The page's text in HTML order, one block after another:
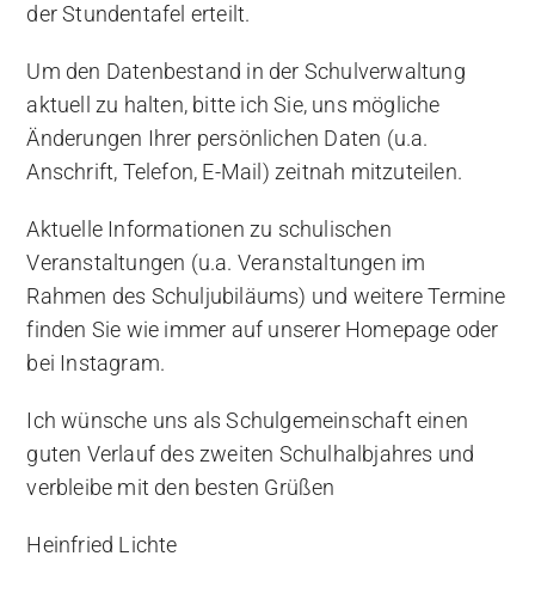
der Stundentafel erteilt.
Um den Datenbestand in der Schulverwaltung
aktuell zu halten, bitte ich Sie, uns mögliche
Änderungen Ihrer persönlichen Daten (u.a.
Anschrift, Telefon, E-Mail) zeitnah mitzuteilen.
Aktuelle Informationen zu schulischen
Veranstaltungen (u.a. Veranstaltungen im
Rahmen des Schuljubiläums) und weitere Termine
finden Sie wie immer auf unserer Homepage oder
bei Instagram.
Ich wünsche uns als Schulgemeinschaft einen
guten Verlauf des zweiten Schulhalbjahres und
verbleibe mit den besten Grüßen
Heinfried Lichte